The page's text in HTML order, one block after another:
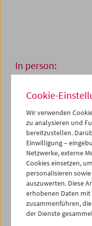
In person:
5. und 6. Mai 2023
Wie wir miteinander
Beziehung zum
Bindungen geprägt.
Gastprofessorin an
(u.a. in Filmen von
betont die
unterschiedliche
eine Übereinkunft
Cookie-
Wir verwenden
zu analysieren und
bereitzustellen.
Einwilligung –
Netzwerke, externe
Cookies einsetzen,
personalisieren
auszuwerten. Diese
erhobenen Daten
zusammenführen,
der Dienste